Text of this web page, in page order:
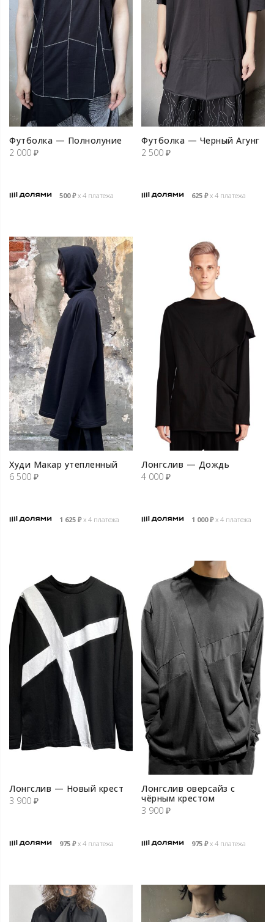
Футболка — Полнолуние
2 000 ₽
500₽х 4 платежа
Футболка — Черный Агунг
2 500 ₽
625 ₽х 4 платежа
Худи Макар утепленный
6 500 ₽
1 625 ₽х 4 платежа
Лонгслив — Дождь
4 000 ₽
1 000₽х 4 платежа
Лонгслив — Новый крест
3 900 ₽
975 ₽х 4 платежа
Лонгслив оверсайз с
чёрным крестом
3 900 ₽
975 ₽х 4 платежа